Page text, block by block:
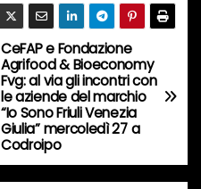
CeFAP e Fondazione
Agrifood & Bioeconomy
Fvg: al via gli incontri con
le aziende del marchio
“Io Sono Friuli Venezia
Giulia” mercoledì 27 a
Codroipo